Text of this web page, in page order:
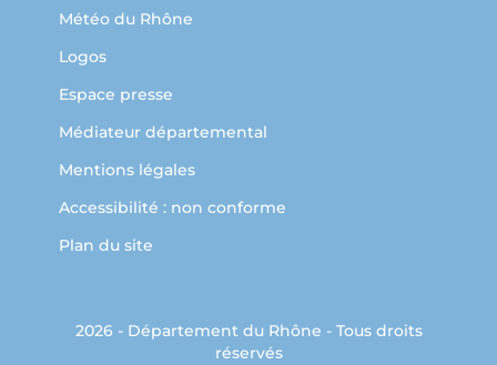
Météo du Rhône
Logos
Espace presse
Médiateur départemental
Mentions légales
Accessibilité : non conforme
Plan du site
2026 - Département du Rhône - Tous droits
réservés